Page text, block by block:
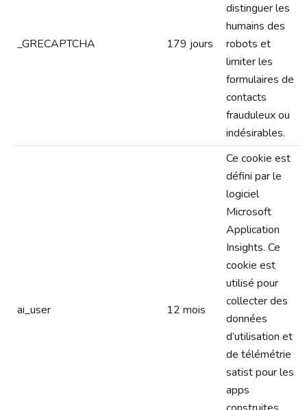
_GRECAPTCHA 179 jours
distinguer les
humains des
robots et
limiter les
formulaires de
contacts
frauduleux ou
indésirables.
ai_user 12 mois
Ce cookie est
défini par le
logiciel
Microsoft
Application
Insights. Ce
cookie est
utilisé pour
collecter des
données
d’utilisation et
de télémétrie
satist pour les
apps